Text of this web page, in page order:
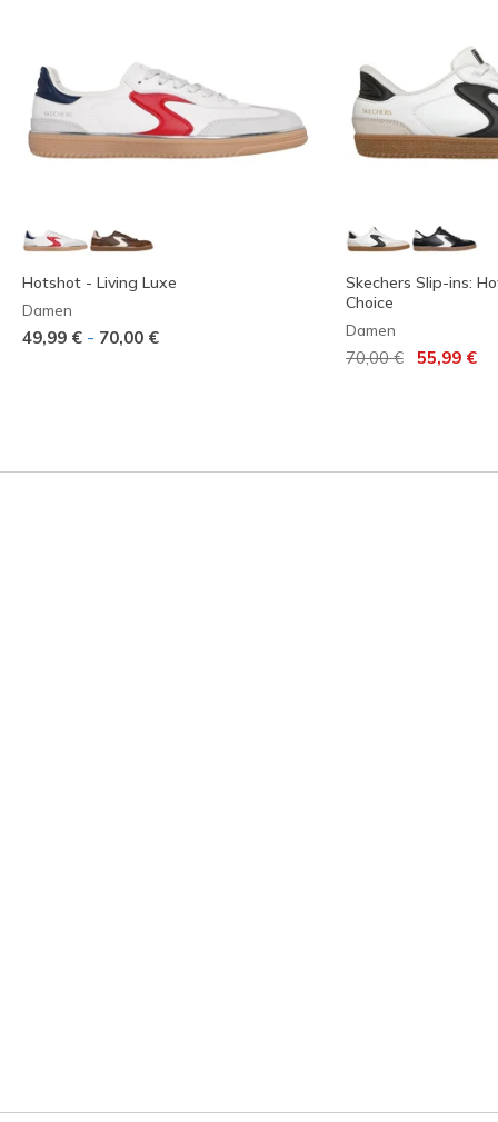
Hotshot - Living Luxe
Damen
49,99 € - 70,00 €
Skechers Slip-ins:
Choice
Damen
Reduziert von
70,00 €auf55,99 €